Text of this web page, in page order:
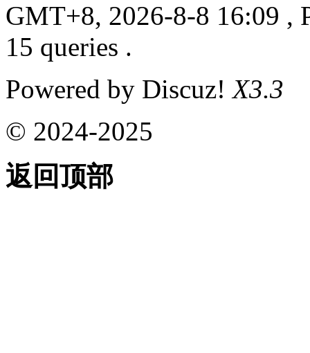
GMT+8, 2026-8-8 16:09 ,
15 queries .
Powered by Discuz!X3.3
© 2024-2025
返回顶部